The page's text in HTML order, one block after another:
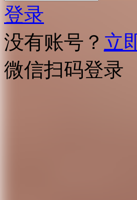
登录
没有账号？ 立
微信扫码登录